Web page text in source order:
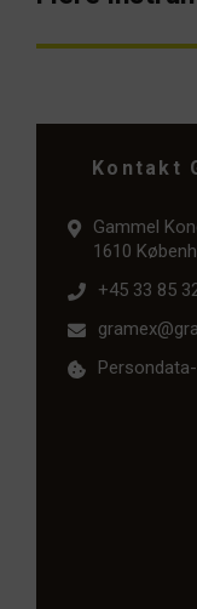
artikel:
Kontakt
Gammel
1610
+45 33 85